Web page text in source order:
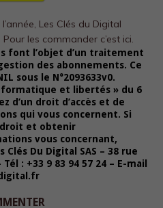
Les Clés du Digital
Pour les commander c’est ici.
font l’objet d’un traitement
des abonnements. Ce
sous le N°2093633v0.
et libertés » du 6
d’un droit d’accès et de
qui vous concernent. Si
droit et obtenir
vous concernant,
Du Digital SAS – 38 rue
: +33 9 83 94 57 24 – E-mail
Nécessaire
Ces cookies ne
sont pas
facultatifs. Ils
sont
nécessaires au
fonctionnement